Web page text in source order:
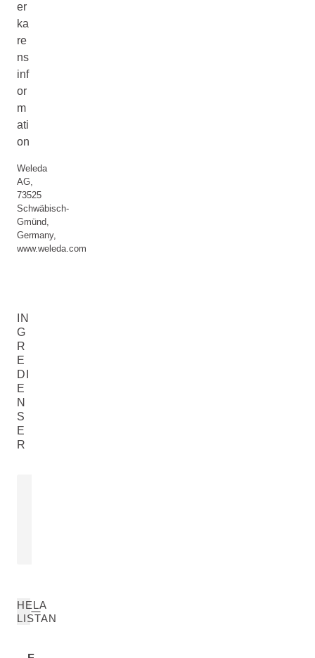
er
ka
re
ns
inf
or
m
ati
on
Weleda
AG,
73525
Schwäbisch-
Gmünd,
Germany,
www.weleda.com
IN
G
R
E
DI
E
N
S
E
R
HELA
LISTAN